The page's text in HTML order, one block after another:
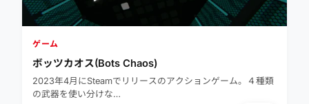
ゲーム
ボッツカオス(Bots Chaos)
2023年4月にSteamでリリースのアクションゲーム。４種類
の武器を使い分けな…